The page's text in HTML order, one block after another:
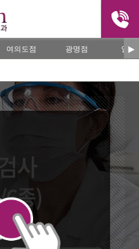
광명점